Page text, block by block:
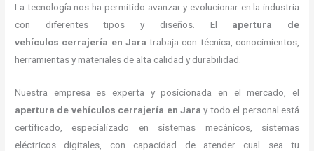
La tecnología nos ha permitido avanzar y evolucionar en la industria
con diferentes tipos y diseños. El apertura de
vehículos cerrajería en Jara trabaja con técnica, conocimientos,
herramientas y materiales de alta calidad y durabilidad.
Nuestra empresa es experta y posicionada en el mercado, el
apertura de vehículos cerrajería en Jara y todo el personal está
certificado, especializado en sistemas mecánicos, sistemas
eléctricos digitales, con capacidad de atender cual sea tu